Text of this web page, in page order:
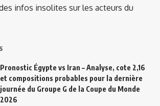
infos insolites sur les acteurs du
Pronostic Égypte vs Iran – Analyse, cote 2,16
et compositions probables pour la dernière
journée du Groupe G de la Coupe du Monde
2026